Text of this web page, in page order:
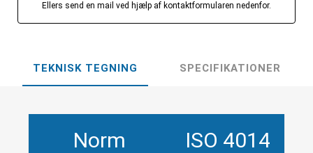
Ellers send en mail ved hjælp af kontaktformularen nedenfor.
TEKNISK TEGNING SPECIFIKATIONER
Norm ISO 4014